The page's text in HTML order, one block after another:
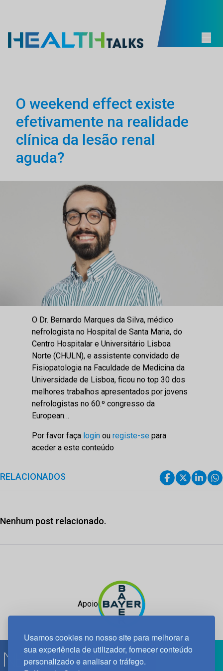
Usamos cookies no nosso site para melhorar a
sua experiência de utilizador, fornecer conteúdo
personalizado e analisar o tráfego.
O weekend effect existe
efetivamente na realidade
clínica da lesão renal
aguda?
O Dr. Bernardo Marques da Silva, médico
nefrologista no Hospital de Santa Maria, do
Centro Hospitalar e Universitário Lisboa
Norte (CHULN), e assistente convidado de
Fisiopatologia na Faculdade de Medicina da
Universidade de Lisboa, ficou no top 30 dos
melhores trabalhos apresentados por jovens
nefrologistas no 60.º congresso da
European…
Por favor faça login ou registe-se para
aceder a este conteúdo
RELACIONADOS
Nenhum post relacionado.
Apoio